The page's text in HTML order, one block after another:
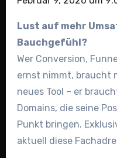
Lust auf mehr
Bauchgefühl?
Wer Conversion,
ernst nimmt, braucht
neues Tool – er
Domains, die seine
Punkt bringen.
aktuell diese